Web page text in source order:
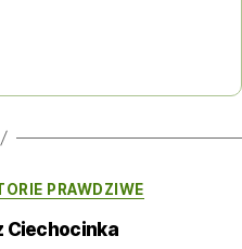
PRAWDZIWE
Ciechocinka